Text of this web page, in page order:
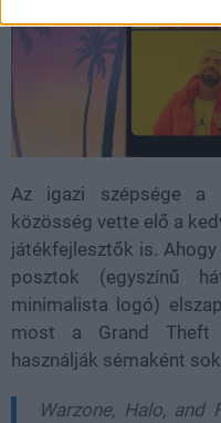
Az igazi szépsége a
közösség vette elő a
játékfejlesztők is.
posztok (egyszínű
minimalista logó)
most a Grand Theft
használják sémaként
Warzone, Halo, and